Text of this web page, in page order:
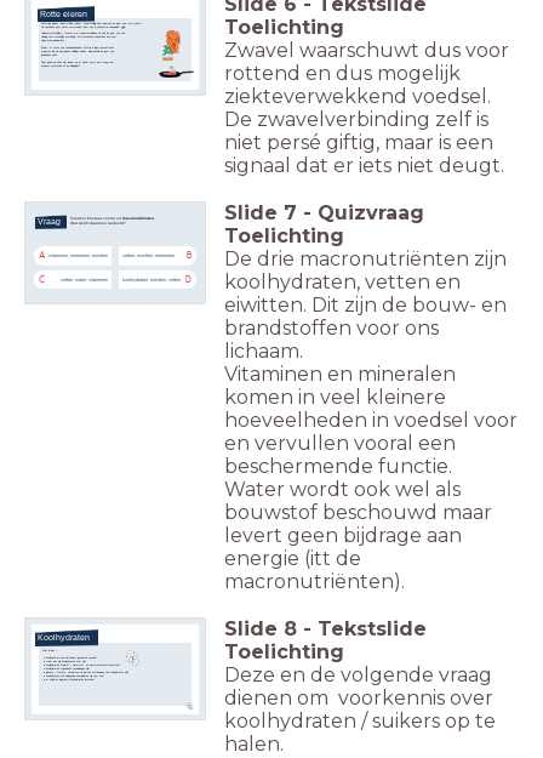
Rotte eieren
Sommige dingen ruiken minder lekker.Waarschijnlijk kent iedereen de geur van rotte eieren....
Die specifieke geur wordt veroorzaakt door een molecuul metzwavel: H S
(diwaterstofsulfide). Geuren met zwavel verbindenwe aan de geur vanrot
Handig voor menselijke overleving!We herkennen zwavel dan ook snel
(lage drempelwaarde).
Maar: er zitten ook zwavelhoudende stoffen in lageconcentraties
ingeuren die we doorgaanslekker vinden,bijvoorbeeld de geur van
gebakken vlees.
Daar gaan we eens wat dieper op in!Maar eerst een vraag over
voedsel, voorkennis uit de biologieles?
Toelichting
Zwavel waarschuwt dus voor
rottend en dus mogelijk
ziekteverwekkend voedsel.
De zwavelverbinding zelf is
niet persé giftig, maar is een
signaal dat er iets niet deugt.
Vraag Voedsel bestaat vooral uit macronutriënten.
Wat wordt daarmee bedoeld?
A vitaminen, mineralen, eiwitten B
vetten, eiwitten, mineralen
C vetten, water, vitaminen D
koolhydraten, eiwitten, vetten
Slide 7 - Quizvraag
Toelichting
De drie macronutriënten zijn
koolhydraten, vetten en
eiwitten. Dit zijn de bouw- en
brandstoffen voor ons
lichaam.
Vitaminen en mineralen
komen in veel kleinere
hoeveelheden in voedsel voor
en vervullen vooral een
beschermende functie.
Water wordt ook wel als
bouwstof beschouwd maar
levert geen bijdrage aan
energie (itt de
macronutriënten).
Koolhydraten
Wist je dat....
koolhydraten ook wel suikers genoemd worden?
maar niet alle koolhydraten zoet zijn?
koolhydraten koolstof-, waterstof- en zuurstofatomen bevatten?
koolhydraten organische verbindingen zijn?
glucose, fructose, sacharose en lactose voorbeelden van koolhydraten zijn?
koolhydraten een belangrijke energiebron zijn voor ons?
er 'snelle' en 'langzame' koolhydraten bestaan?
Slide 8 - Tekstslide
Toelichting
Deze en de volgende vraag
dienen om voorkennis over
koolhydraten / suikers op te
halen.